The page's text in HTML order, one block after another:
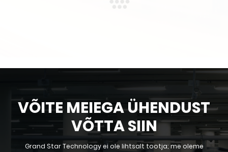
VÕITE MEIEGA ÜHENDUST
VÕTTA SIIN
Grand Star Technology ei ole lihtsalt tootja; me oleme